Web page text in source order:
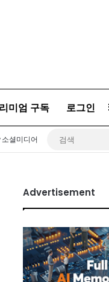
미엄 구독 로그인
소셜미디어
Advertisement